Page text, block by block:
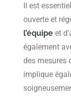
Il est
ouverte et
l’équipe et
également
des mesures
implique